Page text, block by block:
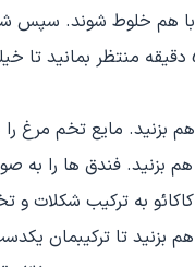
با هم خلوط شوند. سپس
روی حرارت برداید و 5 دقیقه منتظر
بزنید. مایع تخم مرغ را
بزنید. فندق ها را به
کاکائو به ترکیب شکلات و
بزنید تا ترکیبمان